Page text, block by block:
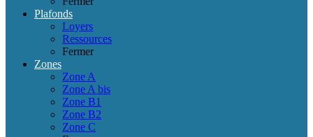
Plafonds
Loyers
Ressources
Fermer
Zones
Zone A
Zone A bis
Zone B1
Zone B2
Zone C